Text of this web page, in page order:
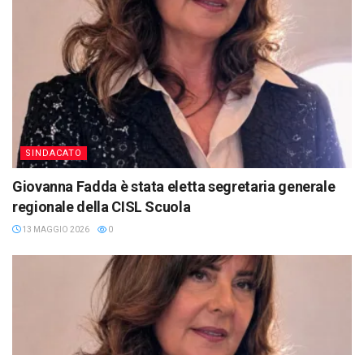
SINDACATO
Giovanna Fadda è stata eletta segretaria generale
regionale della CISL Scuola
13 MAGGIO 2026 0